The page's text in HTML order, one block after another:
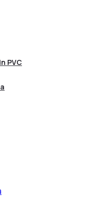
PVC